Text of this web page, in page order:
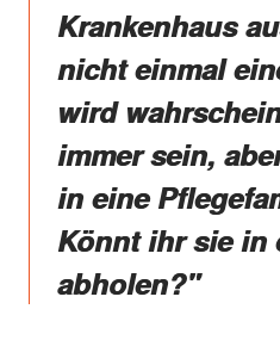
Krankenhaus
nicht einmal
wird
immer sein,
in eine
Könnt ihr sie in
abholen?"